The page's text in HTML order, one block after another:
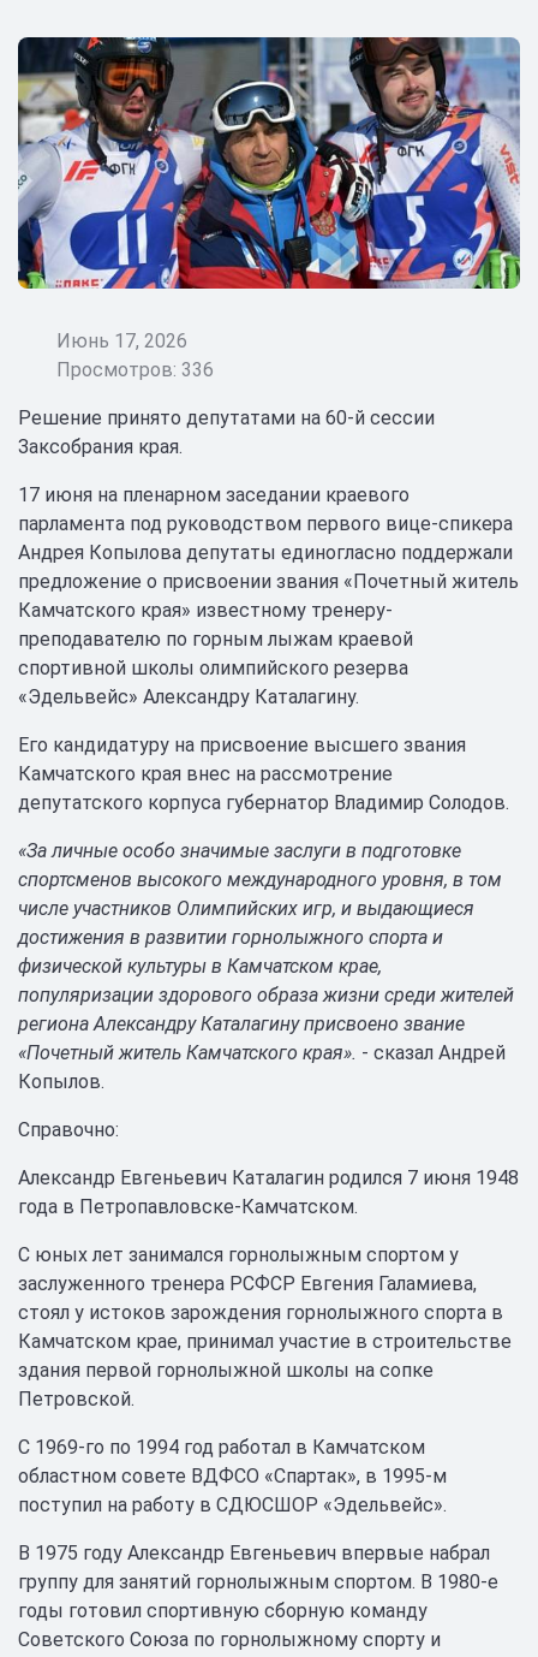
Июнь 17, 2026
Просмотров: 336
Решение принято депутатами на 60-й сессии
Заксобрания края.
17 июня на пленарном заседании краевого
парламента под руководством первого вице-спикера
Андрея Копылова депутаты единогласно поддержали
предложение о присвоении звания «Почетный житель
Камчатского края» известному тренеру-
преподавателю по горным лыжам краевой
спортивной школы олимпийского резерва
«Эдельвейс» Александру Каталагину.
Его кандидатуру на присвоение высшего звания
Камчатского края внес на рассмотрение
депутатского корпуса губернатор Владимир Солодов.
«За личные особо значимые заслуги в подготовке
спортсменов высокого международного уровня, в том
числе участников Олимпийских игр, и выдающиеся
достижения в развитии горнолыжного спорта и
физической культуры в Камчатском крае,
популяризации здорового образа жизни среди жителей
региона Александру Каталагину присвоено звание
«Почетный житель Камчатского края». - сказал Андрей
Копылов.
Справочно:
Александр Евгеньевич Каталагин родился 7 июня 1948
года в Петропавловске-Камчатском.
С юных лет занимался горнолыжным спортом у
заслуженного тренера РСФСР Евгения Галамиева,
стоял у истоков зарождения горнолыжного спорта в
Камчатском крае, принимал участие в строительстве
здания первой горнолыжной школы на сопке
Петровской.
С 1969-го по 1994 год работал в Камчатском
областном совете ВДФСО «Спартак», в 1995-м
поступил на работу в СДЮСШОР «Эдельвейс».
В 1975 году Александр Евгеньевич впервые набрал
группу для занятий горнолыжным спортом. В 1980-е
годы готовил спортивную сборную команду
Советского Союза по горнолыжному спорту и